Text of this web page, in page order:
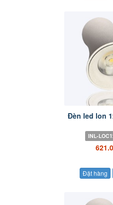
Đèn led lon
INL-
Đặt hàng